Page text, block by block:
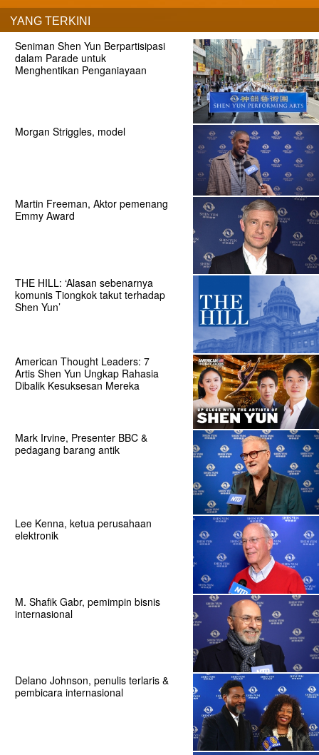
YANG TERKINI
Seniman Shen Yun Berpartisipasi
dalam Parade untuk
Menghentikan Penganiayaan
Morgan Striggles, model
Martin Freeman, Aktor pemenang
Emmy Award
THE HILL: ‘Alasan sebenarnya
komunis Tiongkok takut terhadap
Shen Yun’
American Thought Leaders: 7
Artis Shen Yun Ungkap Rahasia
Dibalik Kesuksesan Mereka
Mark Irvine, Presenter BBC &
pedagang barang antik
Lee Kenna, ketua perusahaan
elektronik
M. Shafik Gabr, pemimpin bisnis
internasional
Delano Johnson, penulis terlaris &
pembicara internasional